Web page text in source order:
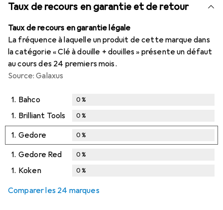
Taux de recours en garantie et de retour
Taux de recours en garantie légale
La fréquence à laquelle un produit de cette marque dans
la catégorie « Clé à douille + douilles » présente un défaut
au cours des 24 premiers mois.
Source: Galaxus
1. Bahco 0%
1. Brilliant Tools 0%
1. Gedore 0%
1. Gedore Red 0%
1. Koken 0%
Comparer les 24 marques